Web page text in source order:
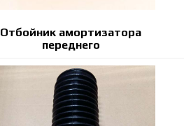
Отбойник амортизатора
переднего